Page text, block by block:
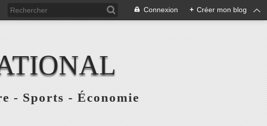
Connexion + Créer mon blog
- Sports - Économie